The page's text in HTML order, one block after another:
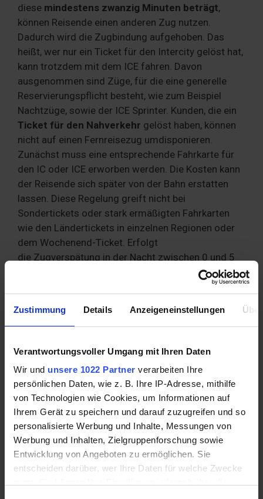
Zustimmung Details Anzeigeneinstellungen
Verantwortungsvoller Umgang mit Ihren Daten
Wir und unsere 1022 Partner verarbeiten Ihre
persönlichen Daten, wie z. B. Ihre IP-Adresse, mithilfe
von Technologien wie Cookies, um Informationen auf
Ihrem Gerät zu speichern und darauf zuzugreifen und so
personalisierte Werbung und Inhalte, Messungen von
Werbung und Inhalten, Zielgruppenforschung sowie
Entwicklung von Angeboten zu ermöglichen. Sie
entscheiden darüber, wer Ihre Daten für welche Zwecke
diese mindestens zwanzig Minuten beträgt,
können Reisende einen anderen Zug nutzen.
Dadurch wird die Zugbindung aufgehoben. Das
heißt, wer nur ein Ticket für den Intercity gelöst hat,
kann trotzdem mit dem ICE fahren. Davon
ausgenommen sind Züge, für die eine generelle
Reservierungspflicht besteht, wie zum Beispiel
Nachtzüge, sowie der ICE Sprinter. Kunden, die ein
Ticket für den Nahverkehr gelöst haben, können
nicht auf einen Fernreisezug umdisponieren.
Zunächst muss eine entsprechende Fahrkarte für
den IC oder ICE erworben werden. Die Kosten kann
der Reisende sich später von der Bahn erstatten
lassen. Diese Regelung greift nicht bei
Sondertickets oder stark ermäßigten Fahrkarten
wie den Ländertickets in einzelnen Regionen oder
dem Wochenend-Ticket. Erfolgt
die Zugverspätung in der Nacht zwischen 0 und 5
Uhr und ist die letztmögliche Zugverbindung
ausgefallen, haben Reisende einen Anspruch
kann dieReisekosten außerdem steuerlich geltend
machen.